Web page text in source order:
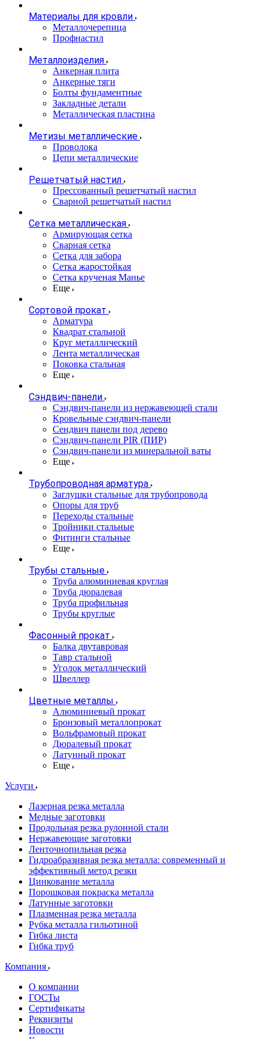
Материалы для кровли
Металлочерепица
Профнастил
Металлоизделия
Анкерная плита
Анкерные тяги
Болты фундаментные
Закладные детали
Металлическая пластина
Метизы металлические
Проволока
Цепи металлические
Решетчатый настил
Прессованный решетчатый настил
Сварной решетчатый настил
Сетка металлическая
Армирующая сетка
Сварная сетка
Сетка для забора
Сетка жаростойкая
Сетка крученая Манье
Еще
Сортовой прокат
Арматура
Квадрат стальной
Круг металлический
Лента металлическая
Поковка стальная
Еще
Сэндвич-панели
Cэндвич-панели из нержавеющей стали
Кровельные сэндвич-панели
Сендвич панели под дерево
Сэндвич-панели PIR (ПИР)
Сэндвич-панели из минеральной ваты
Еще
Трубопроводная арматура
Заглушки стальные для трубопровода
Опоры для труб
Переходы стальные
Тройники стальные
Фитинги стальные
Еще
Трубы стальные
Труба алюминиевая круглая
Труба дюралевая
Труба профильная
Трубы круглые
Фасонный прокат
Балка двутавровая
Тавр стальной
Уголок металлический
Швеллер
Цветные металлы
Алюминиевый прокат
Бронзовый металлопрокат
Вольфрамовый прокат
Дюралевый прокат
Латунный прокат
Еще
Услуги
Лазерная резка металла
Медные заготовки
Продольная резка рулонной стали
Нержавеющие заготовки
Ленточнопильная резка
Гидроабразивная резка металла: современный и
эффективный метод резки
Цинкование металла
Порошковая покраска металла
Латунные заготовки
Плазменная резка металла
Рубка металла гильотиной
Гибка листа
Гибка труб
Компания
О компании
ГОСТы
Сертификаты
Реквизиты
Новости